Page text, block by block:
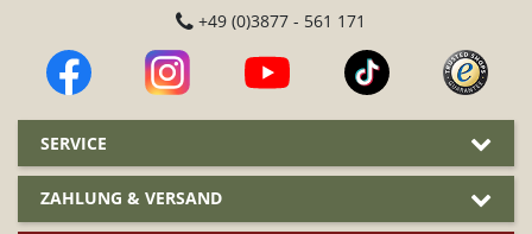
+49 (0)3877 - 561 171
SERVICE
ZAHLUNG & VERSAND